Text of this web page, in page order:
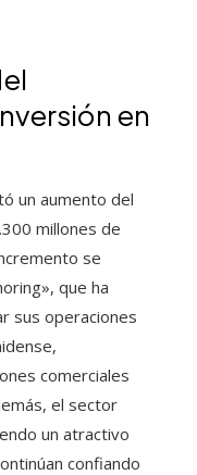
en
un aumento del
millones de
se
que ha
sus operaciones
comerciales
el sector
un atractivo
confiando